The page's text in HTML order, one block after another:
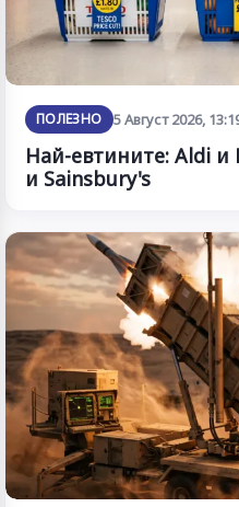
ПОЛЕЗНО 5 Август 2026,
Най-евтините: Aldi и
и Sainsbury's